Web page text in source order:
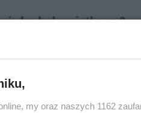
by był wyjątkowy?
my oraz naszych 1162